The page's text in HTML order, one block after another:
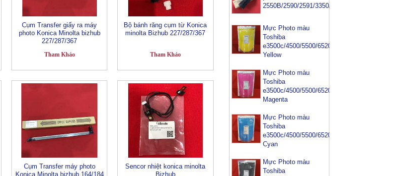
Cụm Transfer giấy ra máy
photo Konica Minolta bizhub
227/287/367
Tham Khảo
Bộ bánh răng cụm từ Konica
minolta Bizhub 227/287/367
Tham Khảo
Cụm Transfer máy photo
Konica Minolta bizhub 164/184
Sencor nhiệt konica minolta
Bizhub
2550B/2590/2591/3350/3352
Mực Photo màu
Toshiba
e3500c/4500/5500/6520/6540-
Yellow
Mực Photo màu
Toshiba
e3500c/4500/5500/6520/6540-
Magenta
Mực Photo màu
Toshiba
e3500c/4500/5500/6520/6540-
Cyan
Mực Photo màu
Toshiba